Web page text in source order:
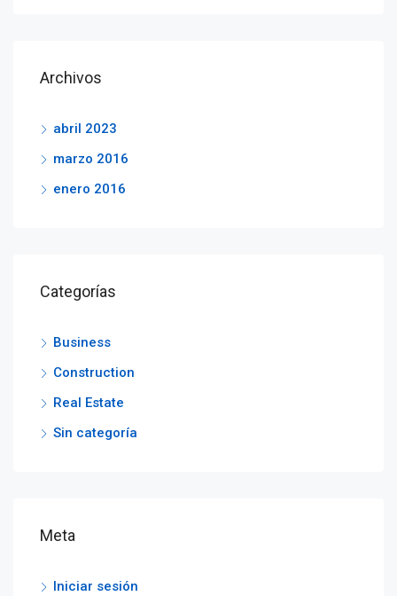
Archivos
abril 2023
marzo 2016
enero 2016
Categorías
Business
Construction
Real Estate
Sin categoría
Meta
Iniciar sesión